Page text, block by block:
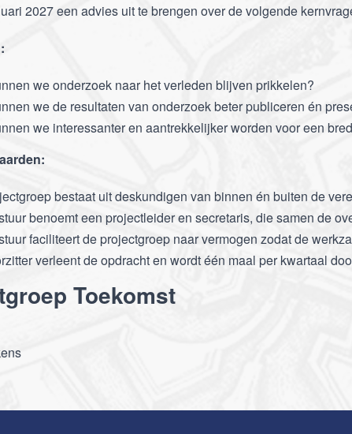
2027 een advies uit te brengen over de volgende
we onderzoek naar het verleden blijven prikkelen?
we de resultaten van onderzoek beter publiceren én
we interessanter en aantrekkelijker worden voor een
bestaat uit deskundigen van binnen én buiten de
benoemt een projectleider en secretaris, die samen de
faciliteert de projectgroep naar vermogen zodat de
verleent de opdracht en wordt één maal per kwartaal
Toekomst